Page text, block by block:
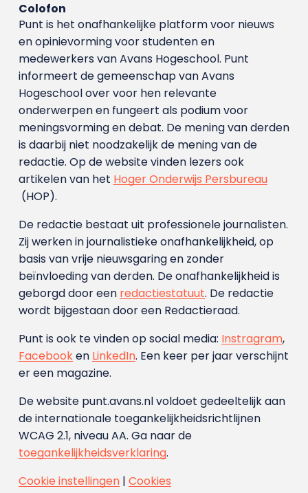
Colofon
Punt is het onafhankelijke platform voor nieuws
en opinievorming voor studenten en
medewerkers van Avans Hoge­school. Punt
informeert de gemeenschap van Avans
Hogeschool over voor hen relevante
onderwerpen en fungeert als podium voor
meningsvorming en debat. De mening van derden
is daarbij niet noodzakelijk de mening van de
redactie. Op de website vinden lezers ook
artikelen van het Hoger Onderwijs Persbureau
(HOP).
De redactie bestaat uit professionele journalisten.
Zij werken in journalistieke onafhankelijkheid, op
basis van vrije nieuwsgaring en zonder
beïnvloeding van derden. De onafhankelijkheid is
geborgd door een redactiestatuut. De redactie
wordt bijgestaan door een Redactieraad.
Punt is ook te vinden op social media: Instragram,
Facebooken LinkedIn. Een keer per jaar verschijnt
er een magazine.
De website punt.avans.nl voldoet gedeeltelijk aan
de internationale toegankelijkheidsrichtlijnen
WCAG 2.1, niveau AA. Ga naar de
toegankelijkheidsverklaring.
Cookie instellingen| Cookies